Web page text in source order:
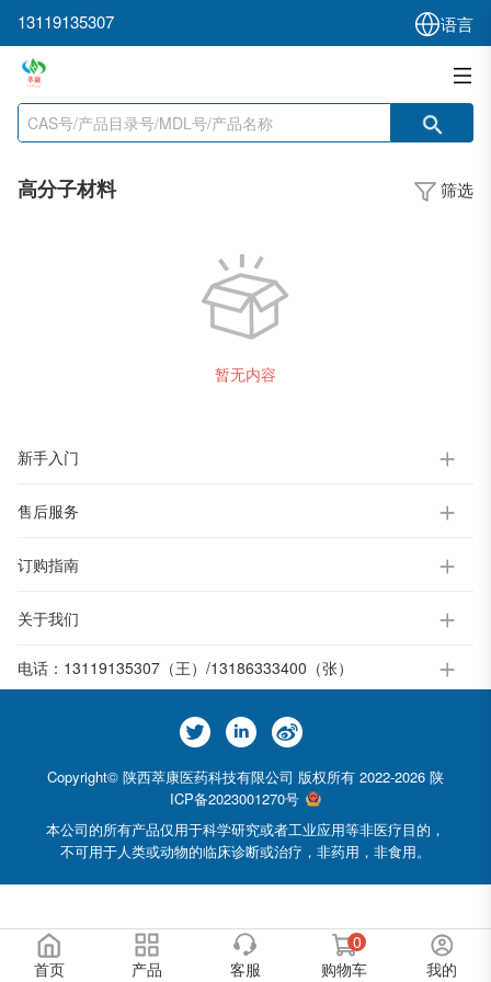
13119135307 语言
高分子材料 筛选
暂无内容
新手入门
售后服务
订购指南
关于我们
电话： 13119135307（王）/13186333400（张）
Copyright© 陕西萃康医药科技有限公司 版权所有 2022-2026 陕
ICP备2023001270号
本公司的所有产品仅用于科学研究或者工业应用等非医疗目的，
不可用于人类或动物的临床诊断或治疗，非药用，非食用。
首页 产品 客服
0
购物车
我的